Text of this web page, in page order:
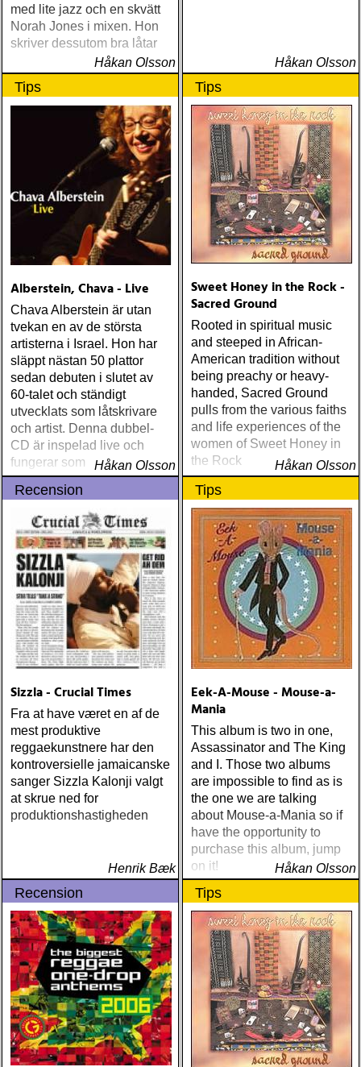
med lite jazz och en skvätt
Norah Jones i mixen. Hon
skriver dessutom bra låtar
Håkan Olsson
Håkan Olsson
Tips
Alberstein, Chava - Live
Chava Alberstein är utan
tvekan en av de största
artisterna i Israel. Hon har
släppt nästan 50 plattor
sedan debuten i slutet av
60-talet och ständigt
utvecklats som låtskrivare
och artist. Denna dubbel-
CD är inspelad live och
fungerar som en utmärkt
introduktion till denna
världsartist.
Håkan Olsson
Tips
Sweet Honey in the Rock -
Sacred Ground
Rooted in spiritual music
and steeped in African-
American tradition without
being preachy or heavy-
handed, Sacred Ground
pulls from the various faiths
and life experiences of the
women of Sweet Honey in
the Rock
Håkan Olsson
Recension
Sizzla - Crucial Times
Fra at have været en af de
mest produktive
reggaekunstnere har den
kontroversielle jamaicanske
sanger Sizzla Kalonji valgt
at skrue ned for
produktionshastigheden
Henrik Bæk
Tips
Eek-A-Mouse - Mouse-a-
Mania
This album is two in one,
Assassinator and The King
and I. Those two albums
are impossible to find as is
the one we are talking
about Mouse-a-Mania so if
have the opportunity to
purchase this album, jump
on it!
Håkan Olsson
Recension Tips